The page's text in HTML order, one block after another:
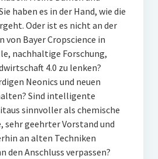
haben es in der Hand, wie die
Oder ist es nicht an der
Bayer Cropscience in
nachhaltige Forschung,
4.0 zu lenken?
Neonics und neuen
Sind intelligente
sinnvoller als chemische
sehr geehrter Vorstand und
an alten Techniken
den Anschluss verpassen?